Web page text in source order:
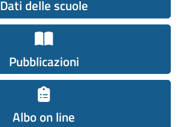
Dati delle scuole
Pubblicazioni
Albo on line